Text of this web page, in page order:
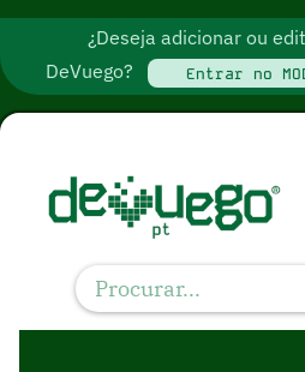
¿Deseja adicionar ou
DeVuego?
Entrar no